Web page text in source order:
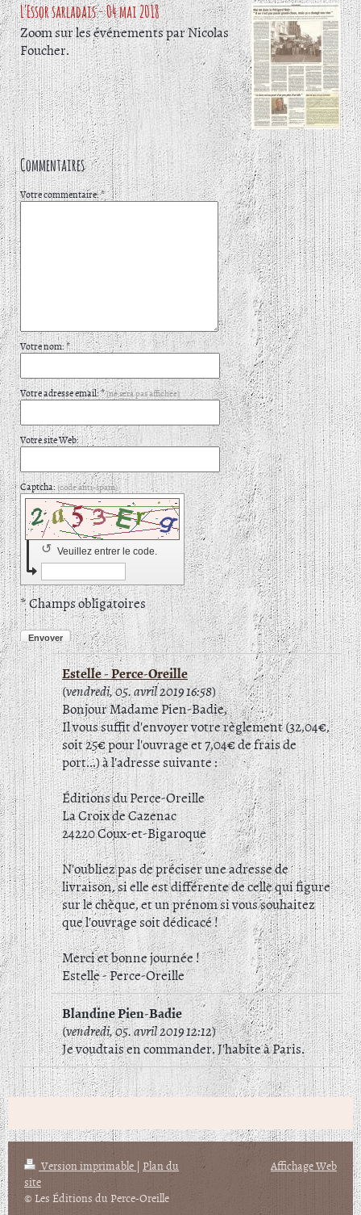
L'Essor sarladais - 04 mai 2018
Zoom sur les événements par Nicolas
Foucher.
Commentaires
Votre commentaire: *
Votre nom: *
Votre adresse email: *(ne sera pas affichée)
Votre site Web:
Captcha:(code anti-spam)
Veuillez entrer le code.
↺
* Champs obligatoires
Envoyer
Estelle - Perce-Oreille
(vendredi, 05. avril 2019 16:58)
Bonjour Madame Pien-Badie,
Il vous suffit d'envoyer votre règlement (32,04€,
soit 25€ pour l'ouvrage et 7,04€ de frais de
port...) à l'adresse suivante :
Éditions du Perce-Oreille
La Croix de Cazenac
24220 Coux-et-Bigaroque
N'oubliez pas de préciser une adresse de
livraison, si elle est différente de celle qui figure
sur le chèque, et un prénom si vous souhaitez
que l'ouvrage soit dédicacé !
Merci et bonne journée !
Estelle - Perce-Oreille
Blandine Pien-Badie
(vendredi, 05. avril 2019 12:12)
Je voudtais en commander. J'habite à Paris.
Version imprimable | Plan du
site
© Les Éditions du Perce-Oreille
Affichage Web